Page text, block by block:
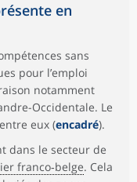
en
sans
pour l’emploi
notamment
Occidentale. Le
eux (encadré).
dans le secteur de
franco‑belge. Cela